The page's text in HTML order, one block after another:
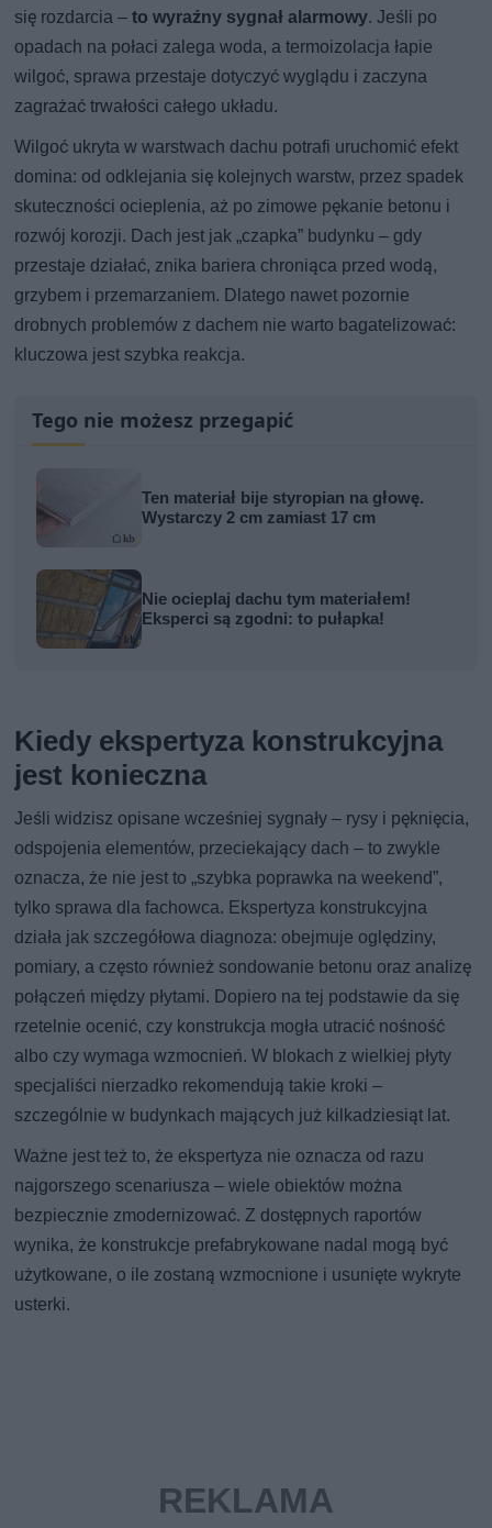
się rozdarcia –to wyraźny sygnał alarmowy. Jeśli po
opadach na połaci zalega woda, a termoizolacja łapie
wilgoć, sprawa przestaje dotyczyć wyglądu i zaczyna
zagrażać trwałości całego układu.
Wilgoć ukryta w warstwach dachu potrafi uruchomić efekt
domina: od odklejania się kolejnych warstw, przez spadek
skuteczności ocieplenia, aż po zimowe pękanie betonu i
rozwój korozji. Dach jest jak „czapka” budynku – gdy
przestaje działać, znika bariera chroniąca przed wodą,
grzybem i przemarzaniem. Dlatego nawet pozornie
drobnych problemów z dachem nie warto bagatelizować:
kluczowa jest szybka reakcja.
Tego nie możesz przegapić
Ten materiał bije styropian na głowę.
Wystarczy 2 cm zamiast 17 cm
Nie ocieplaj dachu tym materiałem!
Eksperci są zgodni: to pułapka!
Kiedy ekspertyza konstrukcyjna
jest konieczna
Jeśli widzisz opisane wcześniej sygnały – rysy i pęknięcia,
odspojenia elementów, przeciekający dach – to zwykle
oznacza, że nie jest to „szybka poprawka na weekend”,
tylko sprawa dla fachowca. Ekspertyza konstrukcyjna
działa jak szczegółowa diagnoza: obejmuje oględziny,
pomiary, a często również sondowanie betonu oraz analizę
połączeń między płytami. Dopiero na tej podstawie da się
rzetelnie ocenić, czy konstrukcja mogła utracić nośność
albo czy wymaga wzmocnień. W blokach z wielkiej płyty
specjaliści nierzadko rekomendują takie kroki –
szczególnie w budynkach mających już kilkadziesiąt lat.
Ważne jest też to, że ekspertyza nie oznacza od razu
najgorszego scenariusza – wiele obiektów można
bezpiecznie zmodernizować. Z dostępnych raportów
wynika, że konstrukcje prefabrykowane nadal mogą być
użytkowane, o ile zostaną wzmocnione i usunięte wykryte
usterki.